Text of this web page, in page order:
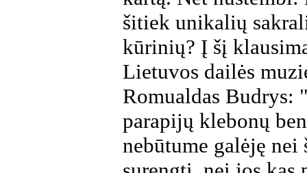
šitiek unikalių
kūrinių? Į šį
Lietuvos dailės
Romualdas Budrys:
parapijų klebonų
nebūtume galėję nei